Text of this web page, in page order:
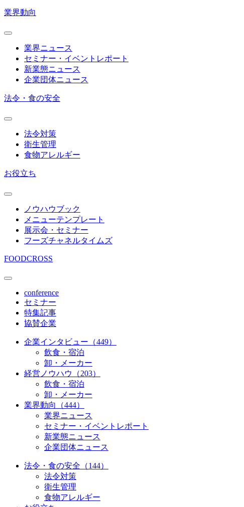
業界動向
業界ニュース
セミナー・イベントレポート
新業態ニュース
企業団体ニュース
法令・食の安全
法令対策
衛生管理
食物アレルギー
お役立ち
ノウハウブック
メニューテンプレート
展示会・セミナー
フーズチャネルタイムズ
FOODCROSS
conference
セミナー
特集記事
協賛企業
企業インタビュー（449）
飲食・宿泊
卸・メーカー
経営ノウハウ（203）
飲食・宿泊
卸・メーカー
業界動向（444）
業界ニュース
セミナー・イベントレポート
新業態ニュース
企業団体ニュース
法令・食の安全（144）
法令対策
衛生管理
食物アレルギー